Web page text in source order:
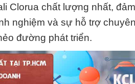
Clorua chất lượng nhất,
nghiệm và sự hỗ trợ
đường phát triển.